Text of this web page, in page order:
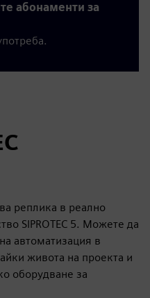
абонаменти за
реплика в реално
SIPROTEC 5. Можете да
автоматизация в
живота на проекта и
оборудване за